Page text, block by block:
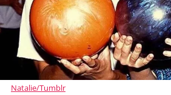
Natalie/Tumblr